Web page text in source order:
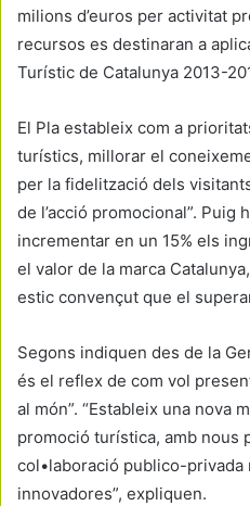
milions d’euros per activitat
recursos es destinaran a
Turístic de Catalunya 2013-
El Pla estableix com a
turístics, millorar el
per la fidelització dels
de l’acció promocional”. Puig
incrementar en un 15% els
el valor de la marca
estic convençut que el
Segons indiquen des de la
és el reflex de com vol
al món”. “Estableix una nova
promoció turística, amb nous
col•laboració publico-
innovadores”, expliquen.